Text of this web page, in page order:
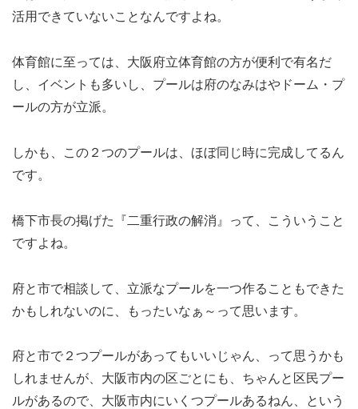
活用できていないことなんですよね。
体育館に至っては、大阪府立体育館の方が便利で有名だ
し、イベントも多いし、プールは府のなみはやドーム・プ
ールの方が立派。
しかも、この２つのプールは、ほぼ同じ時に完成してるん
です。
橋下市長の掲げた『二重行政の解消』って、こういうこと
ですよね。
府と市で相談して、立派なプールを一つ作ることもできた
かもしれないのに、もったいなぁ～って思います。
府と市で２つプールがあってもいいじゃん、って思うかも
しれませんが、大阪市内の区ごとにも、ちゃんと区民プー
ルがあるので、大阪市内にいくつプールあるねん、という